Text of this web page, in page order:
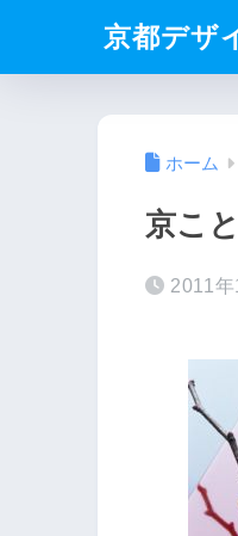
京都デザ
ホーム
京こ
2011年